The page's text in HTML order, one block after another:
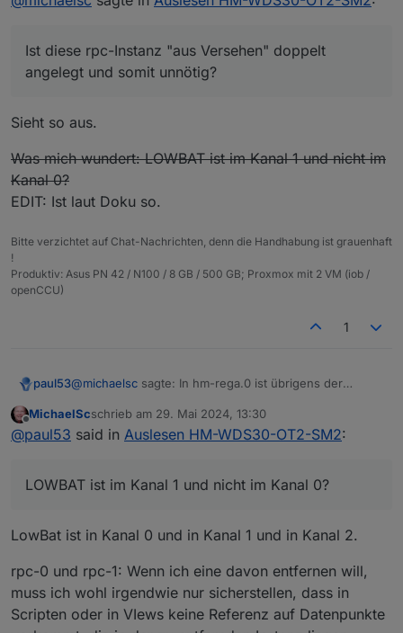
rpc.1 ist
Ist diese rpc-Instanz "aus Versehen" doppelt
angelegt und somit unnötig?
Sieht so aus.
Was mich wundert: LOWBAT ist im Kanal 1 und nicht im
Kanal 0?
EDIT: Ist laut Doku so.
Bitte verzichtet auf Chat-Nachrichten, denn die Handhabung ist grauenhaft
!
Produktiv: Asus PN 42 / N100 / 8 GB / 500 GB; Proxmox mit 2 VM (iob /
openCCU)
1
paul53@michaelsc sagte: In hm-rega.0 ist übrigens der
angekreuzt
Dann werden keine Namen und Aufzählungen für "hm-
rpc.2" aus der CCU übernommen.
Korrekt?
Korrekt.
@ michaelscsagte in Auslesen HM-WDS30-OT2-SM2
Ist diese rpc-Instanz "aus Versehen" doppelt
Offline
MichaelScschrieb am 29. Mai 2024, 13:30
zuletzt editiert von
@paul53 said in Auslesen HM-WDS30-OT2-SM2:
LOWBAT ist im Kanal 1 und nicht im Kanal 0?
LowBat ist in Kanal 0 und in Kanal 1 und in Kanal 2.
rpc-0 und rpc-1: Wenn ich eine davon entfernen will,
muss ich wohl irgendwie nur sicherstellen, dass in
Scripten oder in VIews keine Referenz auf Datenpunkte